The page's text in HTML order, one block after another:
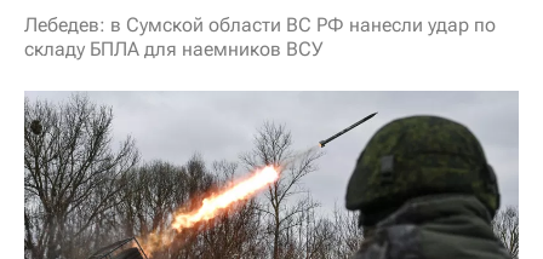
Лебедев: в Сумской области ВС РФ нанесли удар по
складу БПЛА для наемников ВСУ